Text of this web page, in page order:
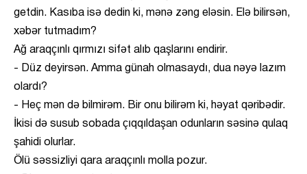
getdin. Kasıba isə dedin ki, mənə zəng eləsin. Elə bilirsən,
xəbər tutmadım?
Ağ araqçınlı qırmızı sifət alıb qaşlarını endirir.
- Düz deyirsən. Amma günah olmasaydı, dua nəyə lazım
olardı?
- Heç mən də bilmirəm. Bir onu bilirəm ki, həyat qəribədir.
İkisi də susub sobada çıqqıldaşan odunların səsinə qulaq
şahidi olurlar.
Ölü səssizliyi qara araqçınlı molla pozur.